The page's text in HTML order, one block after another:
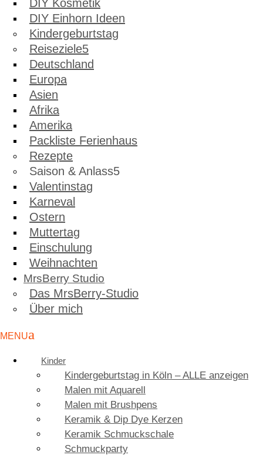
DIY Kosmetik
DIY Einhorn Ideen
Kindergeburtstag
Reiseziele
Deutschland
Europa
Asien
Afrika
Amerika
Packliste Ferienhaus
Rezepte
Saison & Anlass
Valentinstag
Karneval
Ostern
Muttertag
Einschulung
Weihnachten
MrsBerry Studio
Das MrsBerry-Studio
Über mich
Kinder
Kindergeburtstag in Köln – ALLE anzeigen
Malen mit Aquarell
Malen mit Brushpens
Keramik & Dip Dye Kerzen
Keramik Schmuckschale
Schmuckparty